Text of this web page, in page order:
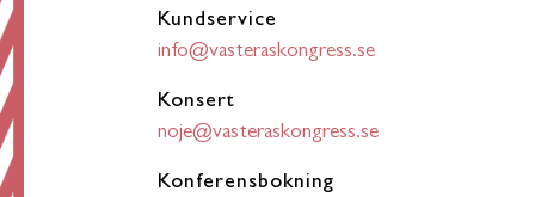
Kundservice
info@vasteraskongress.se
Konsert
noje@vasteraskongress.se
Konferensbokning